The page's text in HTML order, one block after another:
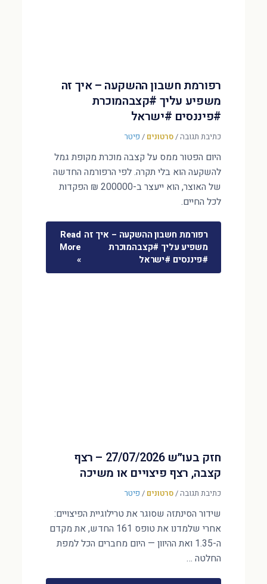
רפורמת חשבון ההשקעה – איך זה
משפיע עליך #קצבהמוכרת
#פיננסים #ישראל
כתיבת תגובה/סרטונים / פיטר
היום הפטור ממס על קצבה מוכרת מקופת גמל
להשקעה הוא בלי תקרה. לפי הרפורמה החדשה
של האוצר, הוא ייעצר ב-200000 ₪ הפקדות
לכל החיים.
רפורמת חשבון ההשקעה – איך זה
משפיע עליך #קצבהמוכרת
#פיננסים #ישראל
Read
More
»
חזק בעו״ש 27/07/2026 – רצף
קצבה, רצף פיצויים או משיכה
כתיבת תגובה/סרטונים / פיטר
שידור הסינתזה שסוגר את טרילוגיית הפיצויים:
אחרי שלמדנו את טופס 161 החדש, את מקדם
ה-1.35 ואת ההיוון — היום מחברים הכל למפת
החלטה …